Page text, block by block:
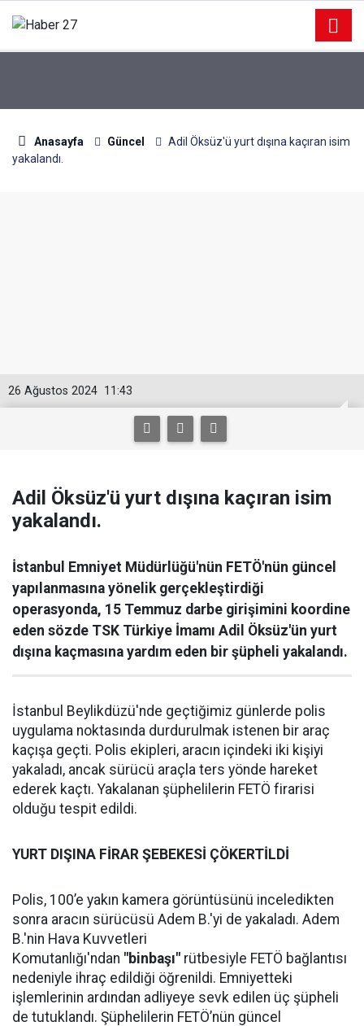
Anasayfa Güncel
Adil Öksüz'ü yurt dışına kaçıran isim
yakalandı.
11:43
26 Ağustos 2024
Adil Öksüz'ü yurt dışına kaçıran isim
yakalandı.
İstanbul Emniyet Müdürlüğü'nün FETÖ'nün güncel
yapılanmasına yönelik gerçekleştirdiği
operasyonda, 15 Temmuz darbe girişimini koordine
eden sözde TSK Türkiye İmamı Adil Öksüz'ün yurt
dışına kaçmasına yardım eden bir şüpheli yakalandı.
İstanbul Beylikdüzü'nde geçtiğimiz günlerde polis
uygulama noktasında durdurulmak istenen bir araç
kaçışa geçti. Polis ekipleri, aracın içindeki iki kişiyi
yakaladı, ancak sürücü araçla ters yönde hareket
ederek kaçtı. Yakalanan şüphelilerin FETÖ firarisi
olduğu tespit edildi.
YURT DIŞINA FİRAR ŞEBEKESİ ÇÖKERTİLDİ
Polis, 100’e yakın kamera görüntüsünü inceledikten
sonra aracın sürücüsü Adem B.'yi de yakaladı. Adem
B.'nin Hava Kuvvetleri
Komutanlığı'ndan "binbaşı" rütbesiyle FETÖ bağlantısı
nedeniyle ihraç edildiği öğrenildi. Emniyetteki
işlemlerinin ardından adliyeye sevk edilen üç şüpheli
de tutuklandı. Şüphelilerin FETÖ’nün güncel